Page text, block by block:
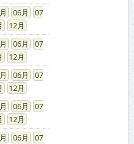
06
07
12
06
07
12
06
07
12
06
07
12
06
07